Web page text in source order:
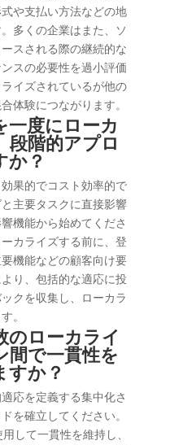
や支払い方法などの地
多くの企業はまた、ソ
スされる際の継続的な
スの必要性を過小評価
イズされているが他の
体験につながります。
一度にローカ
段階的アプロ
か？
果的でコスト効率的で
主要タスクに直接影響
機能から始めてくださ
カライズする前に、登
機能などの顧客向け要
り、包括的な適応に投
クを収集し、ローカラ
。
のローカライ
間で一貫性を
すか？
応を定義する集中化さ
を確立してください。
して一貫性を維持し、